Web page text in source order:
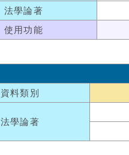
法學論著
使用功能
資料類別
法學論著